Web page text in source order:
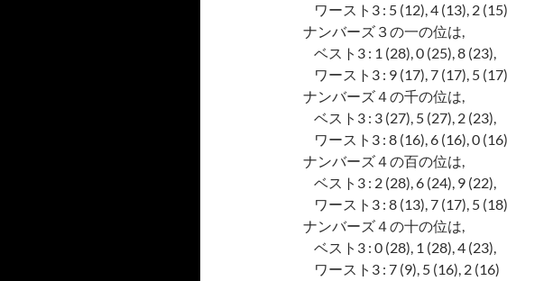
ワースト3 : 5 (12), 4 (13), 2 (15)
ナンバーズ３の一の位は,
ベスト3 : 1 (28), 0 (25), 8 (23),
ワースト3 : 9 (17), 7 (17), 5 (17)
ナンバーズ４の千の位は,
ベスト3 : 3 (27), 5 (27), 2 (23),
ワースト3 : 8 (16), 6 (16), 0 (16)
ナンバーズ４の百の位は,
ベスト3 : 2 (28), 6 (24), 9 (22),
ワースト3 : 8 (13), 7 (17), 5 (18)
ナンバーズ４の十の位は,
ベスト3 : 0 (28), 1 (28), 4 (23),
ワースト3 : 7 (9), 5 (16), 2 (16)